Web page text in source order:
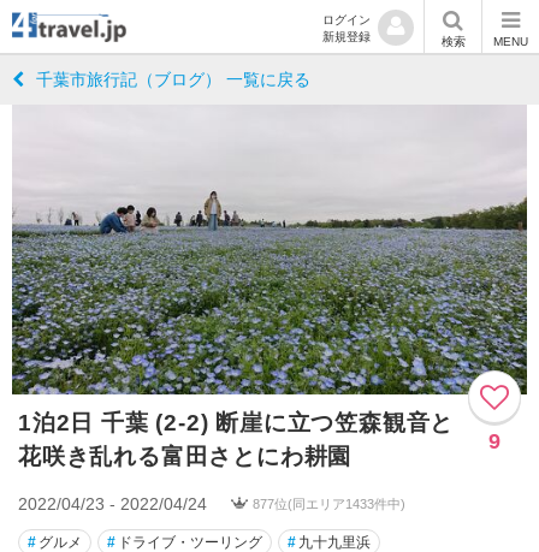
ログイン
新規登録
検索 MENU
千葉市旅行記（ブログ） 一覧に戻る
1泊2日 千葉 (2-2) 断崖に立つ笠森観音と
花咲き乱れる富田さとにわ耕園
9
2022/04/23 - 2022/04/24 877位(同エリア1433件中)
# グルメ # ドライブ・ツーリング # 九十九里浜